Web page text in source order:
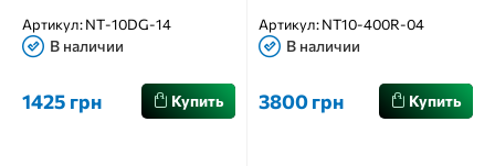
Артикул:NT-10DG-14
В наличии
1425 грн Купить
Артикул:NT10-400R-04
В наличии
3800 грн Купить